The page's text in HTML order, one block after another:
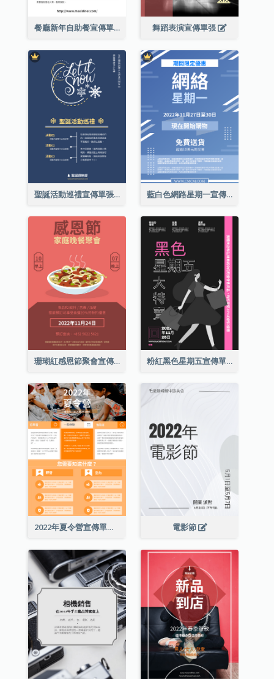
餐廳新年自助餐宣傳單張 舞蹈表演宣傳單張
聖誕活動巡禮宣傳單張(附介紹) 藍白色網路星期一宣傳單張
珊瑚紅感恩節聚會宣傳單張 粉紅黑色星期五宣傳單張
2022年夏令營宣傳單張 電影節